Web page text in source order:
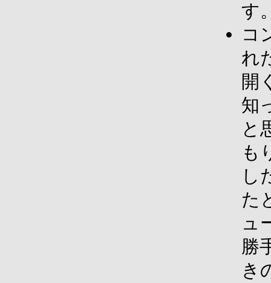
す
コ
れ
開
知
と
も
し
た
ュ
勝
き